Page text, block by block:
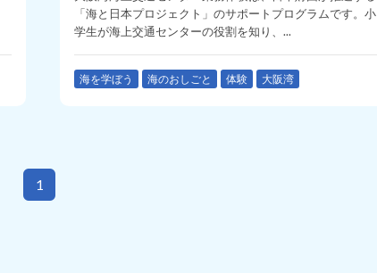
「海と日本プロジェクト」のサポートプログラムです。小
学生が海上交通センターの役割を知り、...
海を学ぼう 海のおしごと 体験 大阪湾
1